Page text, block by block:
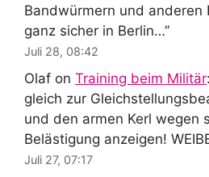
Bandwürmern und anderen
ganz sicher in Berlin…”
Juli 28, 08:42
Olaf on Training beim Militär
gleich zur
und den armen Kerl wegen
Belästigung anzeigen!
Juli 27, 07:17